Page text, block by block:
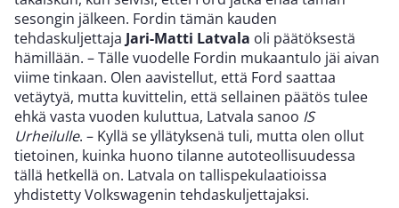
sesongin jälkeen. Fordin tämän kauden
tehdaskuljettaja Jari-Matti Latvala oli päätöksestä
hämillään. – Tälle vuodelle Fordin mukaantulo jäi aivan
viime tinkaan. Olen aavistellut, että Ford saattaa
vetäytyä, mutta kuvittelin, että sellainen päätös tulee
ehkä vasta vuoden kuluttua, Latvala sanoo IS
Urheilulle. – Kyllä se yllätyksenä tuli, mutta olen ollut
tietoinen, kuinka huono tilanne autoteollisuudessa
tällä hetkellä on. Latvala on tallispekulaatioissa
yhdistetty Volkswagenin tehdaskuljettajaksi.